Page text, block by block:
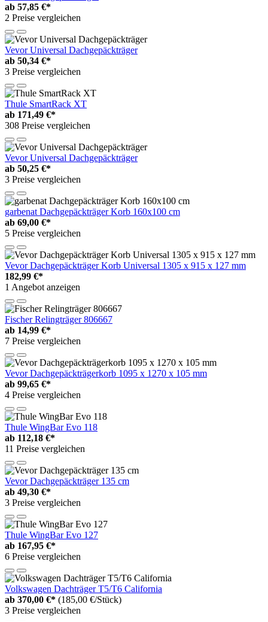
ab 57,85 €*
2 Preise vergleichen
Vevor Universal Dachgepäckträger
ab 50,34 €*
3 Preise vergleichen
Thule SmartRack XT
ab 171,49 €*
308 Preise vergleichen
Vevor Universal Dachgepäckträger
ab 50,25 €*
3 Preise vergleichen
garbenat Dachgepäckträger Korb 160x100 cm
ab 69,00 €*
5 Preise vergleichen
Vevor Dachgepäckträger Korb Universal 1305 x 915 x 127 mm
182,99 €*
1 Angebot anzeigen
Fischer Relingträger 806667
ab 14,99 €*
7 Preise vergleichen
Vevor Dachgepäckträgerkorb 1095 x 1270 x 105 mm
ab 99,65 €*
4 Preise vergleichen
Thule WingBar Evo 118
ab 112,18 €*
11 Preise vergleichen
Vevor Dachgepäckträger 135 cm
ab 49,30 €*
3 Preise vergleichen
Thule WingBar Evo 127
ab 167,95 €*
6 Preise vergleichen
Volkswagen Dachträger T5/T6 California
ab 370,00 €* (185,00 €/Stück)
3 Preise vergleichen